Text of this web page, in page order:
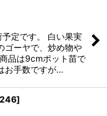
定です。 白い果実
ゴーヤで、炒め物や
品は9cmポット苗で
お手数ですが…
]